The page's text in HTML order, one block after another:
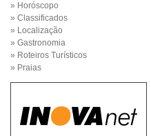
» Horóscopo
» Classificados
» Localização
» Gastronomia
» Roteiros Turísticos
» Praias